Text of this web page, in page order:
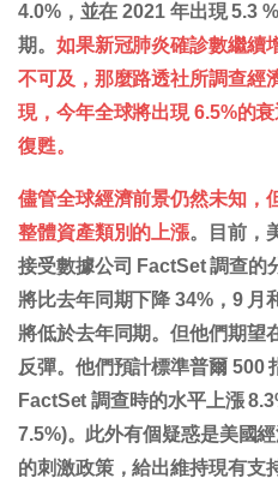
4.0%，並在 2021 年出現 5.3
期。 如果新冠肺炎確診數繼續
不可及，那麼路透社所調查經
現，今年全球將出現 6.5%的
復甦。
儘管全球經濟前景仍然未知，
整體資產類別的上漲。目前，
接受數據公司 FactSet 調查的
將比去年同期下降 34%，9 月
將低於去年同期。但他們期望
反彈。他們預計標準普爾 500
FactSet 調查時的水平上漲
7.5%)。此外有個疑惑是美國
的刺激政策，給出維持現有支